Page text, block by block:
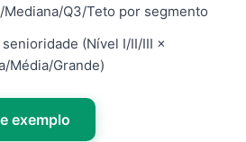
Mediana/Q3/Teto por segmento
(Nível I/II/III ×
Média/Grande)
exemplo